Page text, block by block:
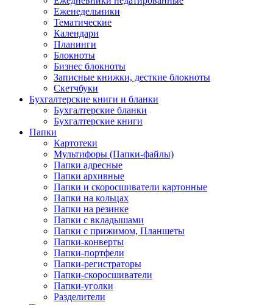
Еженедельники
Тематические
Календари
Планинги
Блокноты
Бизнес блокноты
Записные книжки, десткие блокноты
Скетчбуки
Бухгалтерские книги и бланки
Бухгалтерские бланки
Бухгалтерские книги
Папки
Картотеки
Мультифоры (Папки-файлы)
Папки адресные
Папки архивные
Папки и скоросшиватели картонные
Папки на кольцах
Папки на резинке
Папки с вкладышами
Папки с прижимом, Планшеты
Папки-конверты
Папки-портфели
Папки-регистраторы
Папки-скоросшиватели
Папки-уголки
Разделители